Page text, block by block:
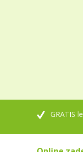
GRATIS